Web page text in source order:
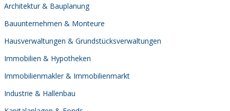
Architektur & Bauplanung
Bauunternehmen & Monteure
Hausverwaltungen & Grundstücksverwaltungen
Immobilien & Hypotheken
Immobilienmakler & Immobilienmarkt
Industrie & Hallenbau